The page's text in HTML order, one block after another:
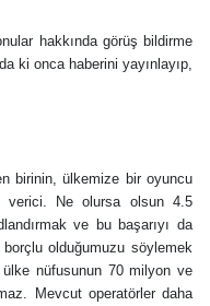
hakkında görüş bildirme
ki onca haberini yayınlayıp,
birinin, ülkemize bir oyuncu
verici. Ne olursa olsun 4.5
ve bu başarıyı da
olduğumuzu söylemek
nüfusunun 70 milyon ve
Mevcut operatörler daha